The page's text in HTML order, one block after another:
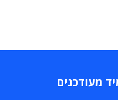
מעודכנים